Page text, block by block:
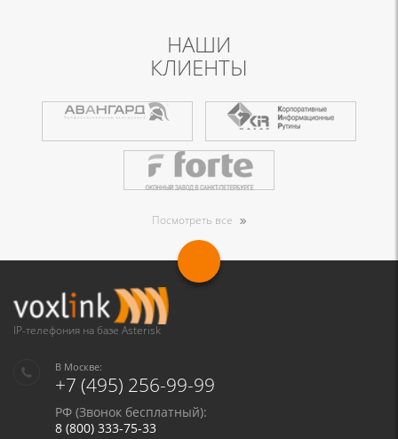
НАШИ
КЛИЕНТЫ
Посмотреть все
IP-телефония на базе Asterisk
В Москве:
+7 (495) 256-99-99
РФ (Звонок бесплатный):
8 (800) 333-75-33